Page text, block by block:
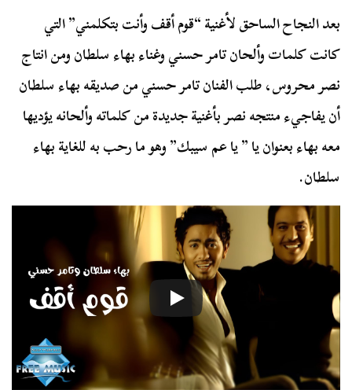
بعد النجاح الساحق لأغنية “قوم أقف وأنت بتكلمني” التي
كانت كلمات وألحان تامر حسني وغناء بهاء سلطان ومن انتاج
نصر محروس، طلب الفنان تامر حسني من صديقه بهاء سلطان
أن يفاجيء منتجه نصر بأغنية جديدة من كلماته وألحانه يؤديها
معه بهاء بعنوان يا ” يا عم سيبك” وهو ما رحب به للغاية بهاء
سلطان.